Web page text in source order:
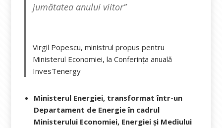
jumătatea anului viitor”
Virgil Popescu, ministrul propus pentru
Ministerul Economiei, la Conferința anuală
InvesTenergy
Ministerul Energiei, transformat într-un
Departament de Energie în cadrul
Ministerului Economiei, Energiei și Mediului